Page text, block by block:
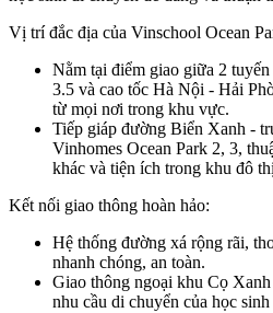
Vị trí đắc địa của Vinschool Ocean
Nằm tại điểm giao giữa 2
3.5 và cao tốc Hà Nội - Hải
từ mọi nơi trong khu vực.
Tiếp giáp đường Biển Xanh -
Vinhomes Ocean Park 2, 3,
khác và tiện ích trong khu đô
Kết nối giao thông hoàn hảo:
Hệ thống đường xá rộng rãi,
nhanh chóng, an toàn.
Giao thông ngoại khu Cọ
nhu cầu di chuyển của học